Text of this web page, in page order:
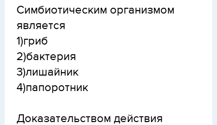
Симбиотическим организмом
является
1)гриб
2)бактерия
3)лишайник
4)папоротник
Доказательством действия